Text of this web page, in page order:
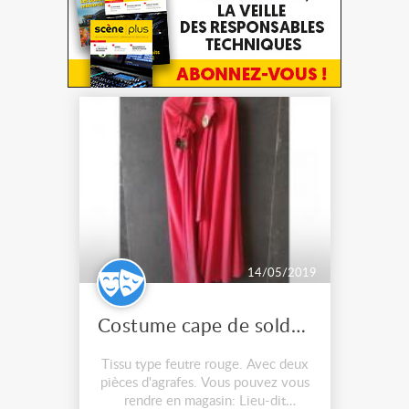
14/05/2019
Costume cape de soldat romain
Tissu type feutre rouge. Avec deux
pièces d'agrafes. Vous pouvez vous
rendre en magasin: Lieu-dit